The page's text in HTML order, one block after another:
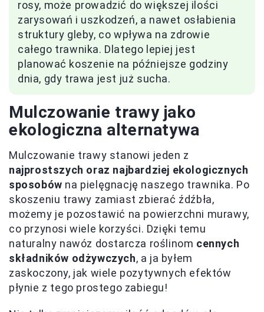
rosy, może prowadzić do większej ilości
zarysowań i uszkodzeń, a nawet osłabienia
struktury gleby, co wpływa na zdrowie
całego trawnika. Dlatego lepiej jest
planować koszenie na późniejsze godziny
dnia, gdy trawa jest już sucha.
Mulczowanie trawy jako
ekologiczna alternatywa
Mulczowanie trawy stanowi jeden z
najprostszych oraz najbardziej ekologicznych
sposobów na pielęgnację naszego trawnika. Po
skoszeniu trawy zamiast zbierać źdźbła,
możemy je pozostawić na powierzchni murawy,
co przynosi wiele korzyści. Dzięki temu
naturalny nawóz dostarcza roślinom cennych
składników odżywczych, a ja byłem
zaskoczony, jak wiele pozytywnych efektów
płynie z tego prostego zabiegu!